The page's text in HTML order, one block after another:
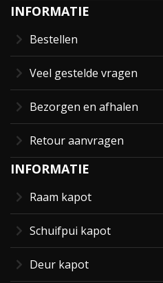
INFORMATIE
Bestellen
Veel gestelde vragen
Bezorgen en afhalen
Retour aanvragen
INFORMATIE
Raam kapot
Schuifpui kapot
Deur kapot